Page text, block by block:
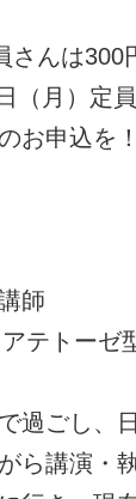
んは300
月）定
お申込を！
師
テトーゼ
過ごし、
ら講演・